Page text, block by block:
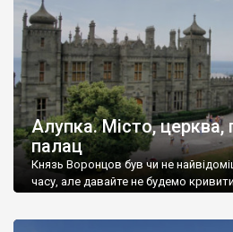
Алупка. Місто, церква,
палац
Князь Воронцов був чи не
часу, але давайте не будемо